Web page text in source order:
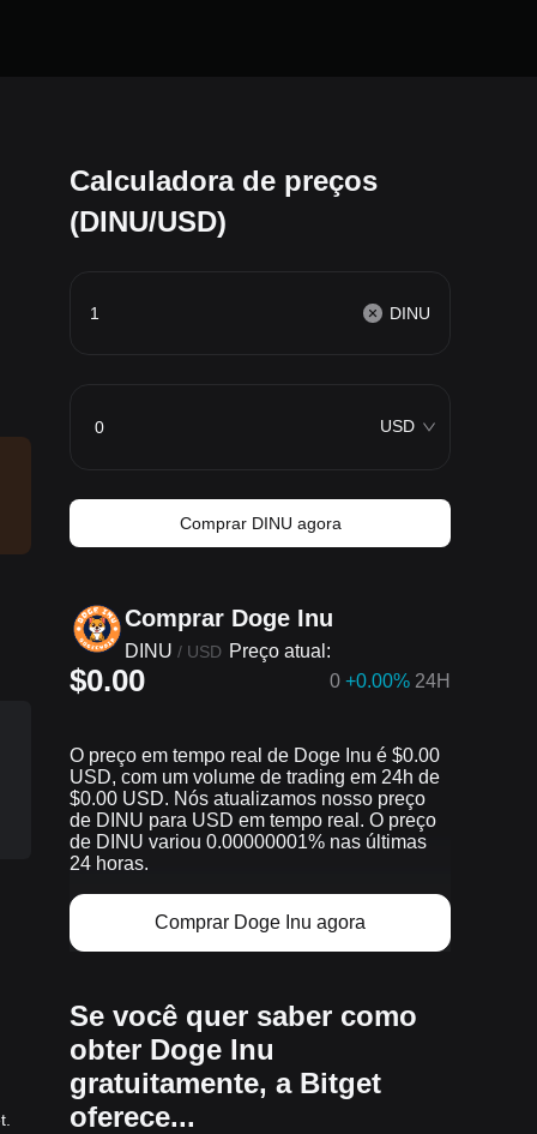
Calculadora de preços
(DINU/USD)
DINU
USD
Comprar DINU agora
Comprar Doge Inu
DINU / USD Preço atual:
$0.00 0 +0.00% 24H
O preço em tempo real de Doge Inu é $0.00
USD, com um volume de trading em 24h de
$0.00 USD. Nós atualizamos nosso preço
de DINU para USD em tempo real. O preço
de DINU variou 0.00000001% nas últimas
24 horas.
Comprar Doge Inu agora
Se você quer saber como
obter Doge Inu
gratuitamente, a Bitget
oferece...